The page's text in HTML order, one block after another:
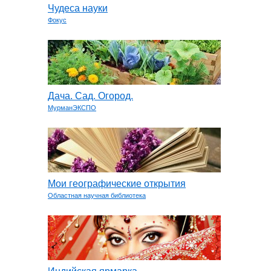
Чудеса науки
Фокус
Дача. Сад. Огород.
МурманЭКСПО
Мои географические открытия
Областная научная библиотека